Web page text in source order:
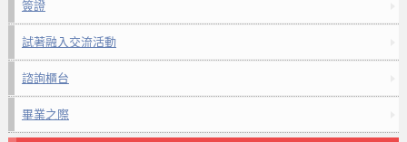
簽證
試著融入交流活動
諮詢櫃台
畢業之際